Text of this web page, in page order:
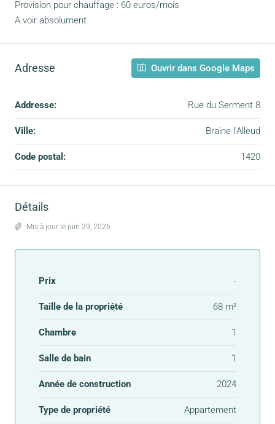
Provision pour chauffage : 60 euros/mois
A voir absolument
Adresse Ouvrir dans Google Maps
Addresse: Rue du Serment 8
Ville: Braine l'Alleud
Code postal: 1420
Détails
Mis à jour le juin 29, 2026
Prix -
Taille de la propriété 68 m²
Chambre 1
Salle de bain 1
Année de construction 2024
Type de propriété Appartement